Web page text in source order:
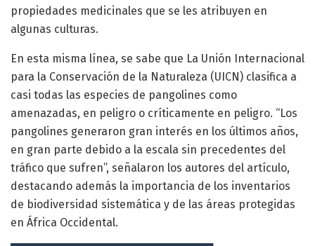
propiedades medicinales que se les atribuyen en
algunas culturas.
En esta misma línea, se sabe que La Unión Internacional
para la Conservación de la Naturaleza (UICN) clasifica a
casi todas las especies de pangolines como
amenazadas, en peligro o críticamente en peligro. “Los
pangolines generaron gran interés en los últimos años,
en gran parte debido a la escala sin precedentes del
tráfico que sufren”, señalaron los autores del artículo,
destacando además la importancia de los inventarios
de biodiversidad sistemática y de las áreas protegidas
en África Occidental.